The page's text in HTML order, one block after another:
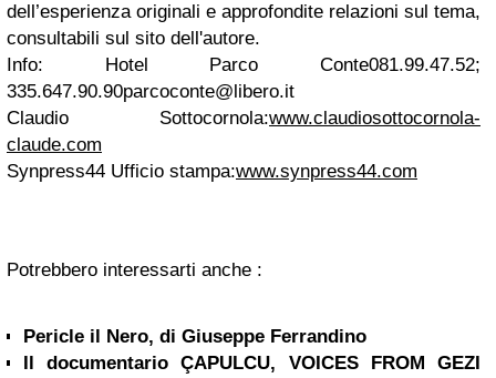
dell’esperienza originali e approfondite relazioni sul tema,
consultabili sul sito dell'autore.
Info: Hotel Parco Conte081.99.47.52;
335.647.90.90parcoconte@libero.it
Claudio Sottocornola:www.claudiosottocornola-
claude.com
Synpress44 Ufficio stampa:www.synpress44.com
Potrebbero interessarti anche :
Pericle il Nero, di Giuseppe Ferrandino
Il documentario ÇAPULCU, VOICES FROM GEZI